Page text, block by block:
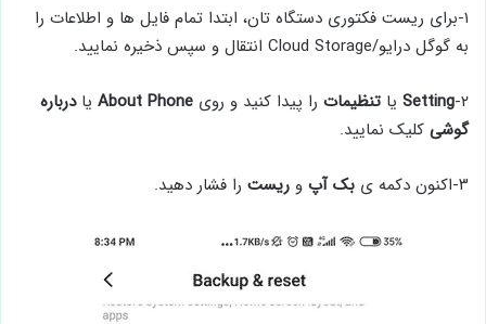
۱-برای ریست فکتوری دستگاه تان، ابتدا تمام فایل ها و اطلاعات را
به گوگل درایو/Cloud Storage انتقال و سپس ذخیره نمایید.
۲- Setting یا تنظیمات را پیدا کنید و روی About Phone یادرباره
گوشی کلیک نمایید.
۳-اکنون دکمه ی بک آپ و ریست را فشار دهید.